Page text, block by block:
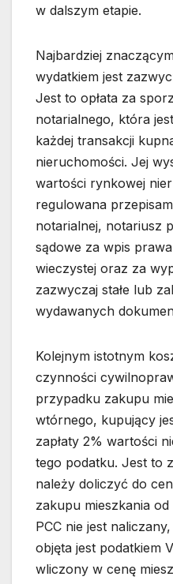
w dalszym etapie.
Najbardziej
wydatkiem jest
Jest to opłata za
notarialnego, która
każdej transakcji
nieruchomości. Jej
wartości rynkowej
regulowana
notarialnej, notariusz
sądowe za wpis
wieczystej oraz za
zazwyczaj stałe lub
wydawanych
Kolejnym istotnym
czynności
przypadku zakupu
wtórnego, kupujący
zapłaty 2% wartości
tego podatku. Jest to
należy doliczyć do
zakupu mieszkania
PCC nie jest
objęta jest podatkiem
wliczony w cenę